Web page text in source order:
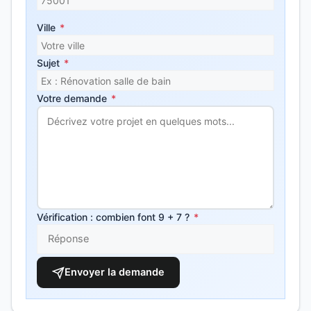
Ville *
Sujet *
Votre demande *
Vérification : combien font 9 + 7 ? *
Envoyer la demande